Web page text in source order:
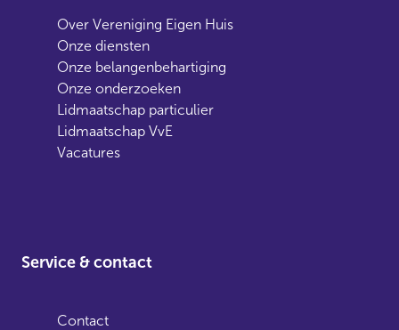
Over Vereniging Eigen Huis
Onze diensten
Onze belangenbehartiging
Onze onderzoeken
Lidmaatschap particulier
Lidmaatschap VvE
Vacatures
Service & contact
Contact